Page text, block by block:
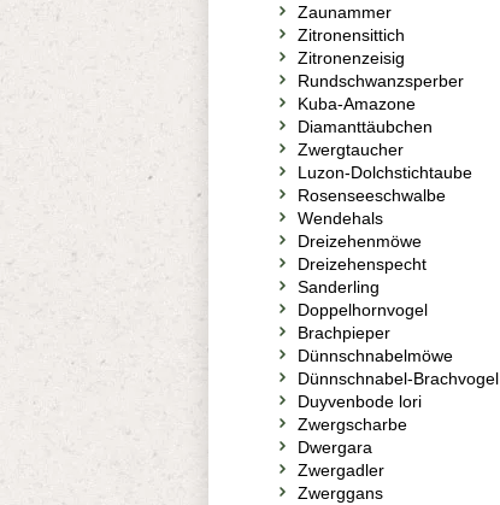
Zaunammer
Zitronensittich
Zitronenzeisig
Rundschwanzsperber
Kuba-Amazone
Diamanttäubchen
Zwergtaucher
Luzon-Dolchstichtaube
Rosenseeschwalbe
Wendehals
Dreizehenmöwe
Dreizehenspecht
Sanderling
Doppelhornvogel
Brachpieper
Dünnschnabelmöwe
Dünnschnabel-Brachvogel
Duyvenbode lori
Zwergscharbe
Dwergara
Zwergadler
Zwerggans